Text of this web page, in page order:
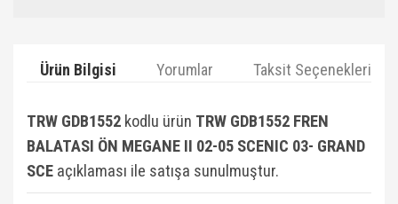
Ürün Bilgisi Yorumlar Taksit Seçenekleri
TRW GDB1552 kodlu ürün TRW GDB1552 FREN
BALATASI ÖN MEGANE II 02-05 SCENIC 03- GRAND
SCE açıklaması ile satışa sunulmuştur.